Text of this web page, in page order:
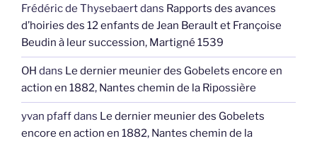
Frédéric de Thysebaertdans Rapports des avances
d’hoiries des 12 enfants de Jean Berault et Françoise
Beudin à leur succession, Martigné 1539
OH dans Le dernier meunier des Gobelets encore en
action en 1882, Nantes chemin de la Ripossière
yvan pfaffdans Le dernier meunier des Gobelets
encore en action en 1882, Nantes chemin de la